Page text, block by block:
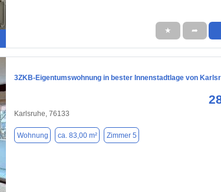
★ ➦
3ZKB-Eigentumswohnung in bester Innenstadtlage von
Karlsruhe, 76133
Wohnung ca. 83,00 m² Zimmer 5